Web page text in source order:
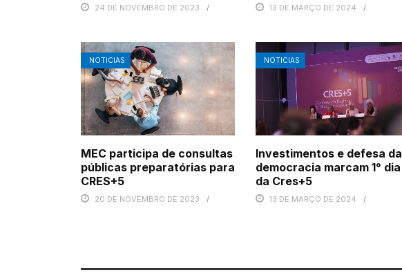
24 DE NOVEMBRO DE 2023 13 DE MARÇO DE 2024
NOTICIAS
MEC participa de consultas
públicas preparatórias para
CRES+5
20 DE NOVEMBRO DE 2023
NOTICIAS
Investimentos e defesa da
democracia marcam 1° dia
da Cres+5
13 DE MARÇO DE 2024